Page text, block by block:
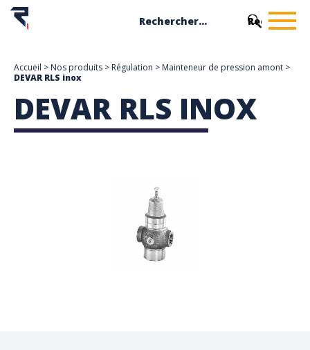
Accueil > Nos produits > Régulation > Mainteneur de pression amont >
DEVAR RLS inox
DEVAR RLS INOX